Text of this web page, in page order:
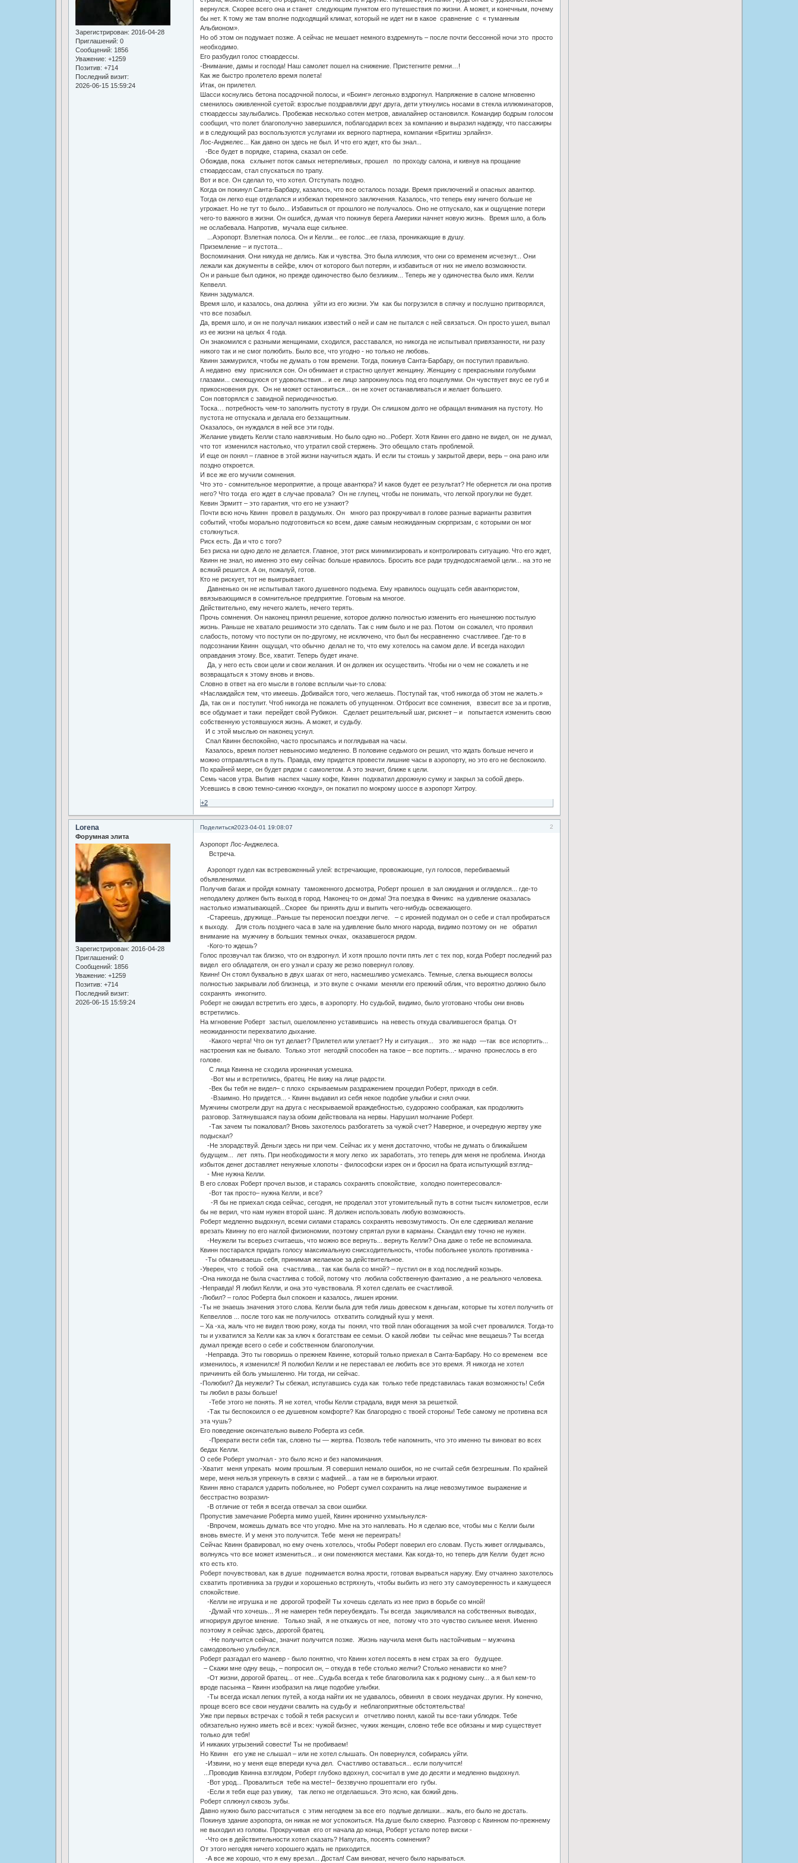
Зарегистрирован: 2016-04-28
Приглашений: 0
Сообщений: 1856
Уважение: +1259
Позитив: +714
Последний визит:
2026-06-15 15:59:24
вернулся. Скорее всего она и станет следующим пунктом его путешествия по жизни. А может, и конечным, почему
бы нет. К тому же там вполне подходящий климат, который не идет ни в какое сравнение с « туманным
Альбионом».
Но об этом он подумает позже. А сейчас не мешает немного вздремнуть – после почти бессонной ночи это просто
необходимо.
Его разбудил голос стюардессы.
-Внимание, дамы и господа! Наш самолет пошел на снижение. Пристегните ремни…!
Как же быстро пролетело время полета!
Итак, он прилетел.
Шасси коснулись бетона посадочной полосы, и «Боинг» легонько вздрогнул. Напряжение в салоне мгновенно
сменилось оживленной суетой: взрослые поздравляли друг друга, дети уткнулись носами в стекла иллюминаторов,
стюардессы заулыбались. Пробежав несколько сотен метров, авиалайнер остановился. Командир бодрым голосом
сообщил, что полет благополучно завершился, поблагодарил всех за компанию и выразил надежду, что пассажиры
и в следующий раз воспользуются услугами их верного партнера, компании «Бритиш эрлайнз».
Лос-Анджелес... Как давно он здесь не был. И что его ждет, кто бы знал...
-Все будет в порядке, старина, сказал он себе.
Обождав, пока схлынет поток самых нетерпеливых, прошел по проходу салона, и кивнув на прощание
стюардессам, стал спускаться по трапу.
Вот и все. Он сделал то, что хотел. Отступать поздно.
Когда он покинул Санта-Барбару, казалось, что все осталось позади. Время приключений и опасных авантюр.
Тогда он легко еще отделался и избежал тюремного заключения. Казалось, что теперь ему ничего больше не
угрожает. Но не тут то было... Избавиться от прошлого не получалось. Оно не отпускало, как и ощущение потери
чего-то важного в жизни. Он ошибся, думая что покинув берега Америки начнет новую жизнь. Время шло, а боль
не ослабевала. Напротив, мучала еще сильнее.
...Аэропорт. Взлетная полоса. Он и Келли... ее голос...ее глаза, проникающие в душу.
Приземление – и пустота...
Воспоминания. Они никуда не делись. Как и чувства. Это была иллюзия, что они со временем исчезнут... Они
лежали как документы в сейфе, ключ от которого был потерян, и избавиться от них не имело возможности.
Он и раньше был одинок, но прежде одиночество было безликим... Теперь же у одиночества было имя. Келли
Кепвелл.
Квинн задумался.
Время шло, и казалось, она должна уйти из его жизни. Ум как бы погрузился в спячку и послушно притворялся,
что все позабыл.
Да, время шло, и он не получал никаких известий о ней и сам не пытался с ней связаться. Он просто ушел, выпал
из ее жизни на целых 4 года.
Он знакомился с разными женщинами, сходился, расставался, но никогда не испытывал привязанности, ни разу
никого так и не смог полюбить. Было все, что угодно - но только не любовь.
Квинн зажмурился, чтобы не думать о том времени. Тогда, покинув Санта-Барбару, он поступил правильно.
А недавно ему приснился сон. Он обнимает и страстно целует женщину. Женщину с прекрасными голубыми
глазами... смеющуюся от удовольствия... и ее лицо запрокинулось под его поцелуями. Он чувствует вкус ее губ и
прикосновения рук. Он не может остановиться... он не хочет останавливаться и желает большего.
Сон повторялся с завидной периодичностью.
Тоска… потребность чем-то заполнить пустоту в груди. Он слишком долго не обращал внимания на пустоту. Но
пустота не отпускала и делала его беззащитным.
Оказалось, он нуждался в ней все эти годы.
Желание увидеть Келли стало навязчивым. Но было одно но...Роберт. Хотя Квинн его давно не видел, он не думал,
что тот изменился настолько, что утратил свой стержень. Это обещало стать проблемой.
И еще он понял – главное в этой жизни научиться ждать. И если ты стоишь у закрытой двери, верь – она рано или
поздно откроется.
И все же его мучили сомнения.
Что это - сомнительное мероприятие, а проще авантюра? И каков будет ее результат? Не обернется ли она против
него? Что тогда его ждет в случае провала? Он не глупец, чтобы не понимать, что легкой прогулки не будет.
Кевин Эрмитт – это гарантия, что его не узнают?
Почти всю ночь Квинн провел в раздумьях. Он много раз прокручивал в голове разные варианты развития
событий, чтобы морально подготовиться ко всем, даже самым неожиданным сюрпризам, с которыми он мог
столкнуться.
Риск есть. Да и что с того?
Без риска ни одно дело не делается. Главное, этот риск минимизировать и контролировать ситуацию. Что его ждет,
Квинн не знал, но именно это ему сейчас больше нравилось. Бросить все ради труднодосягаемой цели... на это не
всякий решится. А он, пожалуй, готов.
Кто не рискует, тот не выигрывает.
Давненько он не испытывал такого душевного подъема. Ему нравилось ощущать себя авантюристом,
ввязывающимся в сомнительное предприятие. Готовым на многое.
Действительно, ему нечего жалеть, нечего терять.
Прочь сомнения. Он наконец принял решение, которое должно полностью изменить его нынешнюю постылую
жизнь. Раньше не хватало решимости это сделать. Так с ним было и не раз. Потом он сожалел, что проявил
слабость, потому что поступи он по-другому, не исключено, что был бы несравненно счастливее. Где-то в
подсознании Квинн ощущал, что обычно делал не то, что ему хотелось на самом деле. И всегда находил
оправдания этому. Все, хватит. Теперь будет иначе.
Да, у него есть свои цели и свои желания. И он должен их осуществить. Чтобы ни о чем не сожалеть и не
возвращаться к этому вновь и вновь.
Словно в ответ на его мысли в голове всплыли чьи-то слова:
«Наслаждайся тем, что имеешь. Добивайся того, чего желаешь. Поступай так, чтоб никогда об этом не жалеть.»
Да, так он и поступит. Чтоб никогда не пожалеть об упущенном. Отбросит все сомнения, взвесит все за и против,
все обдумает и таки перейдет свой Рубикон. Сделает решительный шаг, рискнет – и попытается изменить свою
собственную устоявшуюся жизнь. А может, и судьбу.
И с этой мыслью он наконец уснул.
Спал Квинн беспокойно, часто просыпаясь и поглядывая на часы.
Казалось, время ползет невыносимо медленно. В половине седьмого он решил, что ждать больше нечего и
можно отправляться в путь. Правда, ему придется провести лишние часы в аэропорту, но это его не беспокоило.
По крайней мере, он будет рядом с самолетом. А это значит, ближе к цели.
Семь часов утра. Выпив наспех чашку кофе, Квинн подхватил дорожную сумку и закрыл за собой дверь.
Усевшись в свою темно-синюю «хонду», он покатил по мокрому шоссе в аэропорт Хитроу.
+2
Поделиться 2
2023-04-01 19:08:07
Lorena
Форумная элита
Зарегистрирован: 2016-04-28
Приглашений: 0
Сообщений: 1856
Уважение: +1259
Позитив: +714
Последний визит:
2026-06-15 15:59:24
Аэропорт Лос-Анджелеса.
Встреча.
Аэропорт гудел как встревоженный улей: встречающие, провожающие, гул голосов, перебиваемый
объявлениями.
Получив багаж и пройдя комнату таможенного досмотра, Роберт прошел в зал ожидания и огляделся... где-то
неподалеку должен быть выход в город. Наконец-то он дома! Эта поездка в Финикс на удивление оказалась
настолько изматывающей...Скорее бы принять душ и выпить чего-нибудь освежающего.
-Стареешь, дружище...Раньше ты переносил поездки легче. – с иронией подумал он о себе и стал пробираться
к выходу. Для столь позднего часа в зале на удивление было много народа, видимо поэтому он не обратил
внимание на мужчину в больших темных очках, оказавшегося рядом.
-Кого-то ждешь?
Голос прозвучал так близко, что он вздрогнул. И хотя прошло почти пять лет с тех пор, когда Роберт последний раз
видел его обладателя, он его узнал и сразу же резко повернул голову.
Квинн! Он стоял буквально в двух шагах от него, насмешливо усмехаясь. Темные, слегка вьющиеся волосы
полностью закрывали лоб близнеца, и это вкупе с очками меняли его прежний облик, что вероятно должно было
сохранять инкогнито.
Роберт не ожидал встретить его здесь, в аэропорту. Но судьбой, видимо, было уготовано чтобы они вновь
встретились.
На мгновение Роберт застыл, ошеломленно уставившись на невесть откуда свалившегося братца. От
неожиданности перехватило дыхание.
-Какого черта! Что он тут делает? Прилетел или улетает? Ну и ситуация... это же надо —так все испортить...
настроения как не бывало. Только этот негодяй способен на такое – все портить...- мрачно пронеслось в его
голове.
С лица Квинна не сходила ироничная усмешка.
-Вот мы и встретились, братец. Не вижу на лице радости.
-Век бы тебя не видел– с плохо скрываемым раздражением процедил Роберт, приходя в себя.
-Взаимно. Но придется... - Квинн выдавил из себя некое подобие улыбки и снял очки.
Мужчины смотрели друг на друга с нескрываемой враждебностью, судорожно соображая, как продолжить
разговор. Затянувшаяся пауза обоим действовала на нервы. Нарушил молчание Роберт.
-Так зачем ты пожаловал? Вновь захотелось разбогатеть за чужой счет? Наверное, и очередную жертву уже
подыскал?
-Не злорадствуй. Деньги здесь ни при чем. Сейчас их у меня достаточно, чтобы не думать о ближайшем
будущем... лет пять. При необходимости я могу легко их заработать, это теперь для меня не проблема. Иногда
избыток денег доставляет ненужные хлопоты - философски изрек он и бросил на брата испытующий взгляд–
- Мне нужна Келли.
В его словах Роберт прочел вызов, и стараясь сохранять спокойствие, холодно поинтересовался-
-Вот так просто– нужна Келли, и все?
-Я бы не приехал сюда сейчас, сегодня, не проделал этот утомительный путь в сотни тысяч километров, если
бы не верил, что нам нужен второй шанс. Я должен использовать любую возможность.
Роберт медленно выдохнул, всеми силами стараясь сохранять невозмутимость. Он еле сдерживал желание
врезать Квинну по его наглой физиономии, поэтому спрятал руки в карманы. Скандал ему точно не нужен.
-Неужели ты всерьез считаешь, что можно все вернуть... вернуть Келли? Она даже о тебе не вспоминала.
Квинн постарался придать голосу максимальную снисходительность, чтобы побольнее уколоть противника -
-Ты обманываешь себя, принимая желаемое за действительное.
-Уверен, что с тобой она счастлива... так как была со мной? – пустил он в ход последний козырь.
-Она никогда не была счастлива с тобой, потому что любила собственную фантазию , а не реального человека.
-Неправда! Я любил Келли, и она это чувствовала. Я хотел сделать ее счастливой.
-Любил? – голос Роберта был спокоен и казалось, лишен иронии.
-Ты не знаешь значения этого слова. Келли была для тебя лишь довеском к деньгам, которые ты хотел получить от
Кепвеллов ... после того как не получилось отхватить солидный куш у меня.
– Ха -ха, жаль что не видел твою рожу, когда ты понял, что твой план обогащения за мой счет провалился. Тогда-то
ты и ухватился за Келли как за ключ к богатствам ее семьи. О какой любви ты сейчас мне вещаешь? Ты всегда
думал прежде всего о себе и собственном благополучии.
-Неправда. Это ты говоришь о прежнем Квинне, который только приехал в Санта-Барбару. Но со временем все
изменилось, я изменился! Я полюбил Келли и не переставал ее любить все это время. Я никогда не хотел
причинить ей боль умышленно. Ни тогда, ни сейчас.
-Полюбил? Да неужели? Ты сбежал, испугавшись суда как только тебе представилась такая возможность! Себя
ты любил в разы больше!
-Тебе этого не понять. Я не хотел, чтобы Келли страдала, видя меня за решеткой.
-Так ты беспокоился о ее душевном комфорте? Как благородно с твоей стороны! Тебе самому не противна вся
эта чушь?
Его поведение окончательно вывело Роберта из себя.
-Прекрати вести себя так, словно ты — жертва. Позволь тебе напомнить, что это именно ты виноват во всех
бедах Келли.
О себе Роберт умолчал - это было ясно и без напоминания.
-Хватит меня упрекать моим прошлым. Я совершил немало ошибок, но не считай себя безгрешным. По крайней
мере, меня нельзя упрекнуть в связи с мафией... а там не в бирюльки играют.
Квинн явно старался ударить побольнее, но Роберт сумел сохранить на лице невозмутимое выражение и
бесстрастно возразил-
-В отличие от тебя я всегда отвечал за свои ошибки.
Пропустив замечание Роберта мимо ушей, Квинн иронично ухмыльнулся-
-Впрочем, можешь думать все что угодно. Мне на это наплевать. Но я сделаю все, чтобы мы с Келли были
вновь вместе. И у меня это получится. Тебе меня не переиграть!
Сейчас Квинн бравировал, но ему очень хотелось, чтобы Роберт поверил его словам. Пусть живет оглядываясь,
волнуясь что все может измениться... и они поменяются местами. Как когда-то, но теперь для Келли будет ясно
кто есть кто.
Роберт почувствовал, как в душе поднимается волна ярости, готовая вырваться наружу. Ему отчаянно захотелось
схватить противника за грудки и хорошенько встряхнуть, чтобы выбить из него эту самоуверенность и кажущееся
спокойствие.
-Келли не игрушка и не дорогой трофей! Ты хочешь сделать из нее приз в борьбе со мной!
-Думай что хочешь... Я не намерен тебя переубеждать. Ты всегда зацикливался на собственных выводах,
игнорируя другое мнение. Только знай, я не откажусь от нее, потому что это чувство сильнее меня. Именно
поэтому я сейчас здесь, дорогой братец.
-Не получится сейчас, значит получится позже. Жизнь научила меня быть настойчивым – мужчина
самодовольно улыбнулся.
Роберт разгадал его маневр - было понятно, что Квинн хотел посеять в нем страх за его будущее.
– Скажи мне одну вещь, – попросил он, – откуда в тебе столько желчи? Столько ненависти ко мне?
-От жизни, дорогой братец... от нее...Судьба всегда к тебе благоволила как к родному сыну... а я был кем-то
вроде пасынка – Квинн изобразил на лице подобие улыбки.
-Ты всегда искал легких путей, а когда найти их не удавалось, обвинял в своих неудачах других. Ну конечно,
проще всего все свои неудачи свалить на судьбу и неблагоприятные обстоятельства!
Уже при первых встречах с тобой я тебя раскусил и отчетливо понял, какой ты все-таки ублюдок. Тебе
обязательно нужно иметь всё и всех: чужой бизнес, чужих женщин, словно тебе все обязаны и мир существует
только для тебя!
И никаких угрызений совести! Ты не пробиваем!
Но Квинн его уже не слышал – или не хотел слышать. Он повернулся, собираясь уйти.
-Извини, но у меня еще впереди куча дел. Счастливо оставаться... если получится!
...Проводив Квинна взглядом, Роберт глубоко вдохнул, сосчитал в уме до десяти и медленно выдохнул.
-Вот урод... Провалиться тебе на месте!– беззвучно прошептали его губы.
-Если я тебя еще раз увижу, так легко не отделаешься. Это ясно, как божий день.
Роберт сплюнул сквозь зубы.
Давно нужно было рассчитаться с этим негодяем за все его подлые делишки... жаль, его было не достать.
Покинув здание аэропорта, он никак не мог успокоиться. На душе было скверно. Разговор с Квинном по-прежнему
не выходил из головы. Прокручивая его от начала до конца, Роберт устало потер виски -
-Что он в действительности хотел сказать? Напугать, посеять сомнения?
От этого негодяя ничего хорошего ждать не приходится.
-А все же хорошо, что я ему врезал... Достал! Сам виноват, нечего было нарываться.